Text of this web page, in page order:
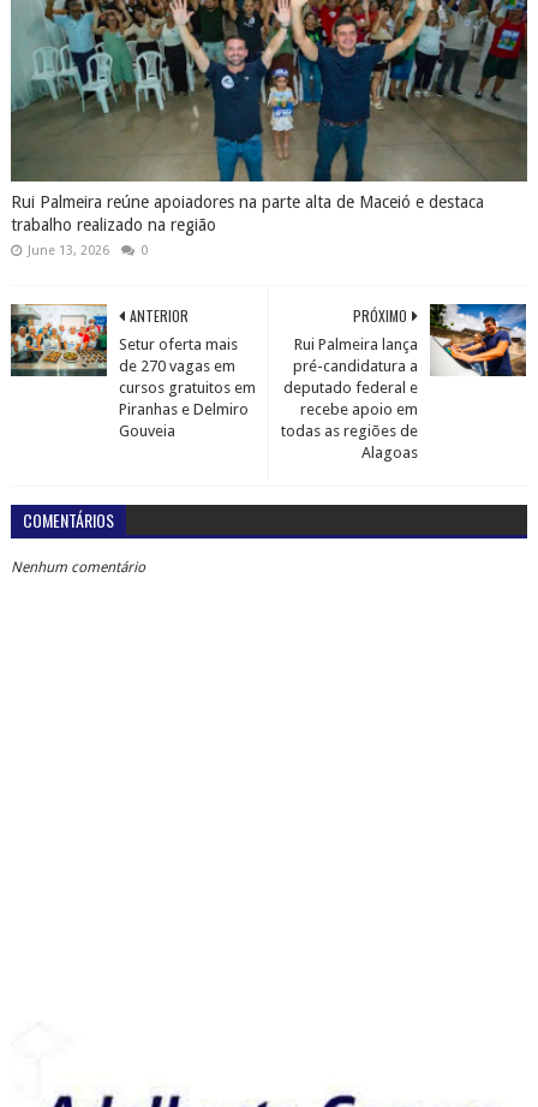
Rui Palmeira reúne apoiadores na parte alta de Maceió e destaca
trabalho realizado na região
June 13, 2026 0
PRÓXIMO
Rui Palmeira lança
pré-candidatura a
deputado federal e
recebe apoio em
todas as regiões de
Alagoas
ANTERIOR
Setur oferta mais
de 270 vagas em
cursos gratuitos em
Piranhas e Delmiro
Gouveia
COMENTÁRIOS
Nenhum comentário